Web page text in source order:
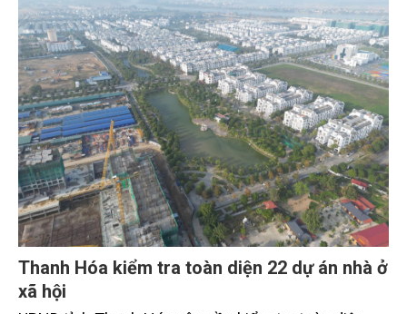
Thanh Hóa kiểm tra toàn diện 22 dự án nhà ở
xã hội